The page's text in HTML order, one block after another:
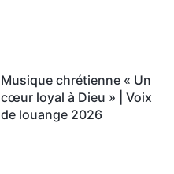
Musique chrétienne « Un
cœur loyal à Dieu » | Voix
de louange 2026